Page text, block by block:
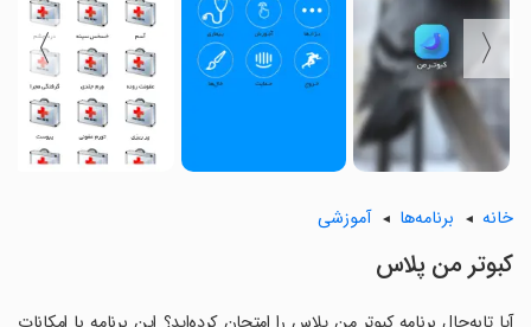
〈
〉
خانه برنامه‌ها آموزشی
کبوتر من پلاس